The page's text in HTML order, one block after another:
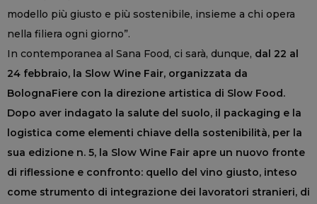
modello più giusto e più sostenibile, insieme a chi opera
nella filiera ogni giorno”.
In contemporanea al Sana Food, ci sarà, dunque, dal 22 al
24 febbraio, la Slow Wine Fair, organizzata da
BolognaFiere con la direzione artistica di Slow Food.
Dopo aver indagato la salute del suolo, il packaging e la
logistica come elementi chiave della sostenibilità, per la
sua edizione n. 5, la Slow Wine Fair apre un nuovo fronte
di riflessione e confronto: quello del vino giusto, inteso
come strumento di integrazione dei lavoratori stranieri, di